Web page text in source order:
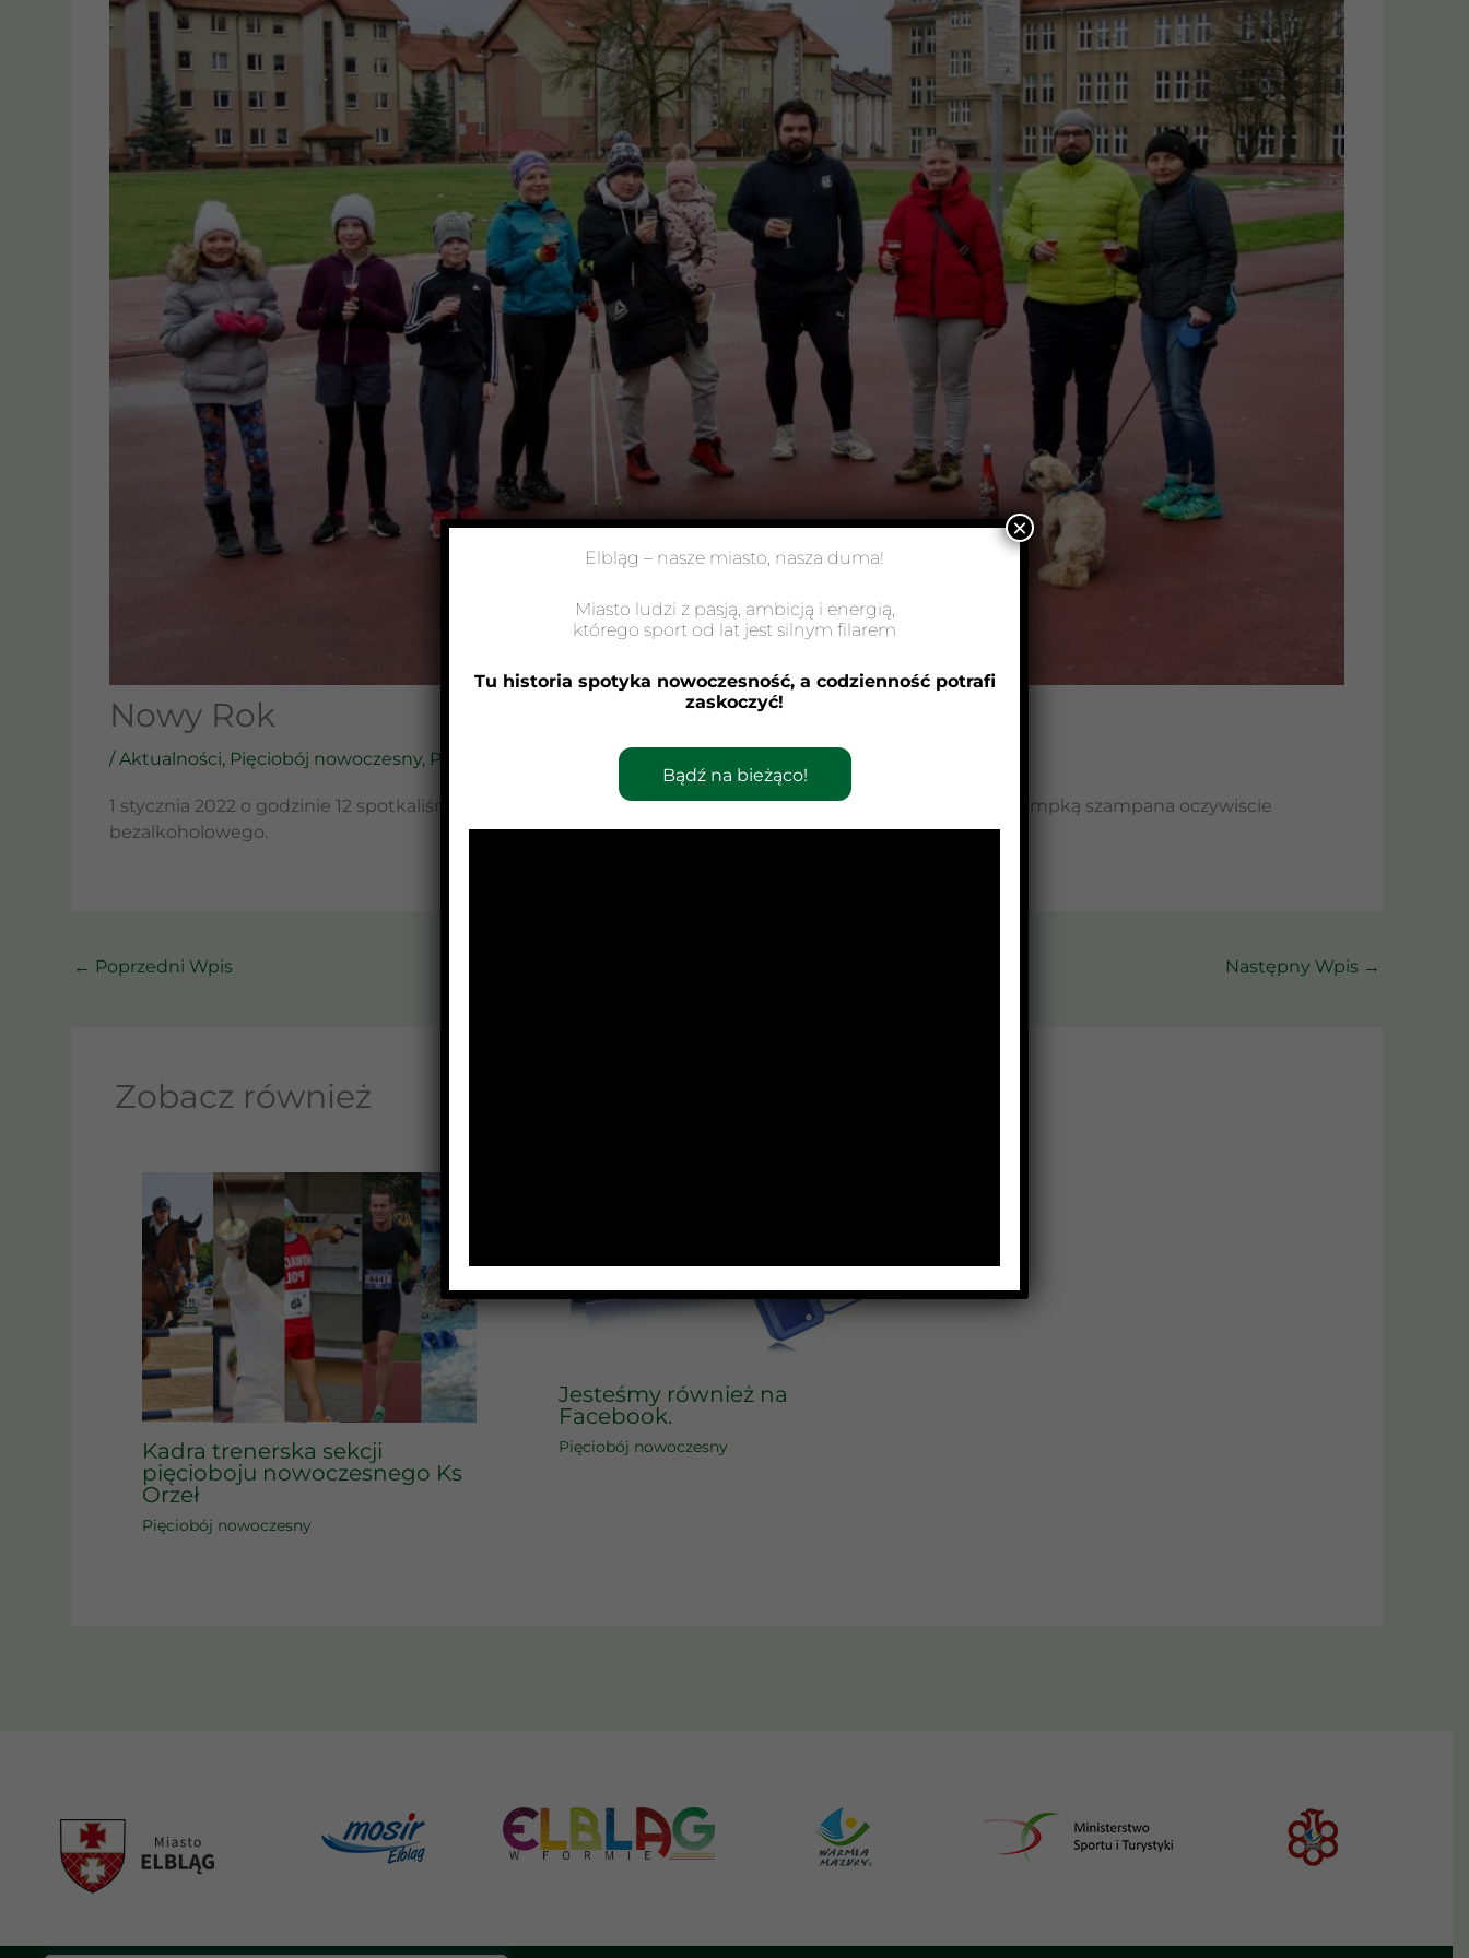
Nowy Rok
/Aktualności, Pięciobój nowoczesny, Pływanie
1 stycznia 2022 o godzinie 12 spotkaliśmy się na stadionie – odbył się trening oraz powitaliśmy Nowy Rok lampką szampana oczywiscie
bezalkoholowego.
← Poprzedni Wpis Następny Wpis →
Zobacz również
Kadra trenerska sekcji
pięcioboju nowoczesnego Ks
Orzeł
Pięciobój nowoczesny
Jesteśmy również na
Facebook.
Pięciobój nowoczesny
Elbląg – nasze miasto, nasza duma!
Miasto ludzi z pasją, ambicją i energią,
którego sport od lat jest silnym filarem
Tu historia spotyka nowoczesność, a codzienność potrafi
zaskoczyć!
Bądź na bieżąco!
×